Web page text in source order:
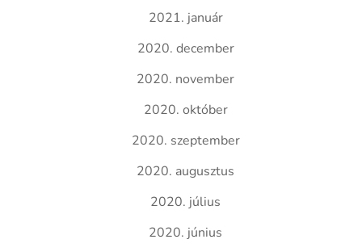
2021. január
2020. december
2020. november
2020. október
2020. szeptember
2020. augusztus
2020. július
2020. június